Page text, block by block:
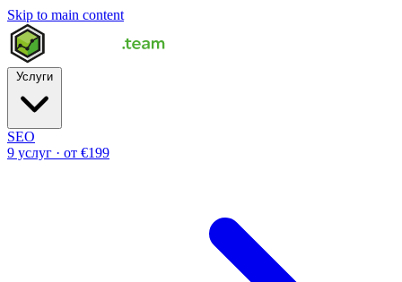
Skip to main content
SEO
9 услуг · от €199